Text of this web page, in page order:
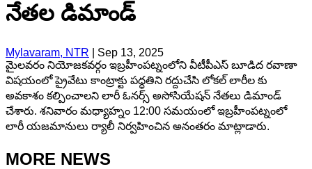
నేతల డిమాండ్
Mylavaram, NTR
Sep 13, 2025
మైలవరం నియోజకవర్గం ఇబ్రహీంపట్నంలోని వీటీపీఎస్ బూడిద రవాణా
విషయంలో ప్రైవేటు కాంట్రాక్టు పద్ధతిని రద్దుచేసి లోకల్ లారీల కు
అవకాశం కల్పించాలని లారీ ఓనర్స్ అసోసియేషన్ నేతలు డిమాండ్
చేశారు. శనివారం మధ్యాహ్నం 12:00 సమయంలో ఇబ్రహీంపట్నంలో
లారీ యజమానులు ర్యాలీ నిర్వహించిన అనంతరం మాట్లాడారు.
MORE NEWS